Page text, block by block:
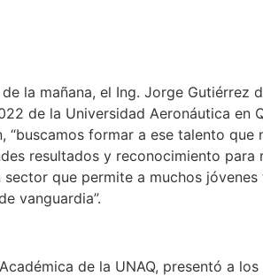
la mañana, el Ing. Jorge
de la Universidad Aeronáutica en
formar a ese talento
resultados y reconocimiento para
que permite a muchos
vanguardia”.
de la UNAQ, presentó a